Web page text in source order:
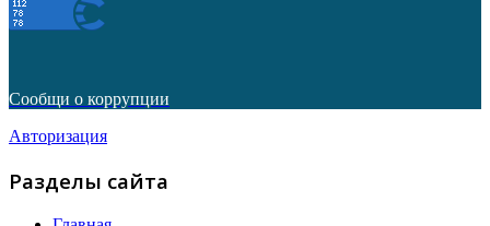
Сообщи о коррупции
Авторизация
Разделы сайта